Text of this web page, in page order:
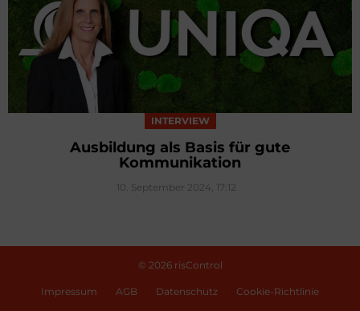
INTERVIEW
Ausbildung als Basis für gute
Kommunikation
10. September 2024, 17:12
© 2026 risControl
Impressum AGB Datenschutz Cookie-Richtlinie